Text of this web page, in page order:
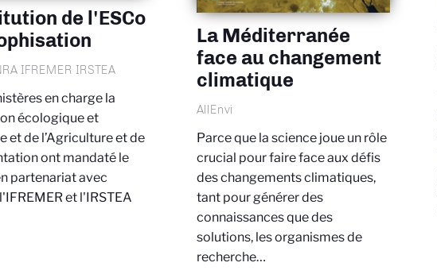
de l'ESCo
IFREMER IRSTEA
en charge la
écologique et
et de l’Agriculture et de
ont mandaté le
partenariat avec
et l'IRSTEA
La Méditerranée
face au changement
climatique
AllEnvi
Parce que la science joue un rôle
crucial pour faire face aux défis
des changements climatiques,
tant pour générer des
connaissances que des
solutions, les organismes de
recherche…